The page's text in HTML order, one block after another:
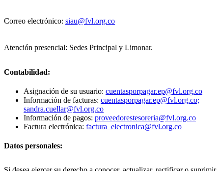
Correo electrónico: siau@fvl.org.co
Atención presencial: Sedes Principal y Limonar.
Contabilidad:
Asignación de su usuario: cuentasporpagar.ep@fvl.org.co
Información de facturas: cuentasporpagar.ep@fvl.org.co;
sandra.cuellar@fvl.org.co
Información de pagos: proveedorestesoreria@fvl.org.co
Factura electrónica: factura_electronica@fvl.org.co
Datos personales: